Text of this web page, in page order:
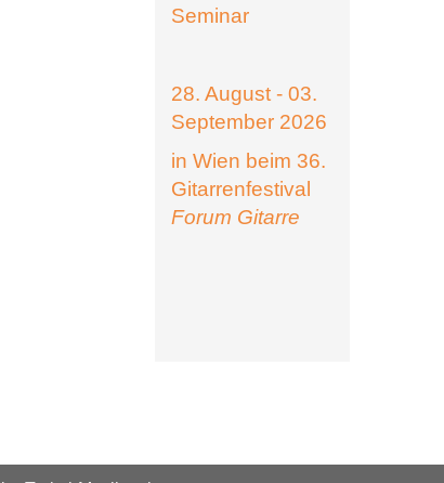
Seminar
28. August - 03.
September 2026
in Wien beim 36.
Gitarrenfestival
Forum Gitarre